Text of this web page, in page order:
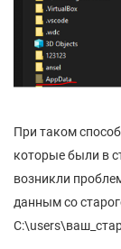
При таком
которые были в
возникли
данным со